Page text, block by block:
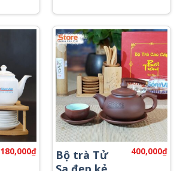
180,000₫
Bộ trà Tử
400,000₫